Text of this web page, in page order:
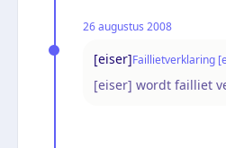
26 augustus 2008
[eiser]Faillietverklaring
[eiser] wordt failliet